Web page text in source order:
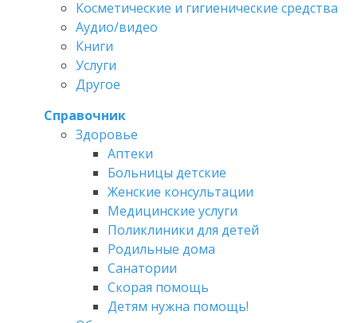
Косметические и гигиенические средства
Аудио/видео
Книги
Услуги
Другое
Справочник
Здоровье
Аптеки
Больницы детские
Женские консультации
Медицинские услуги
Поликлиники для детей
Родильные дома
Санатории
Скорая помощь
Детям нужна помощь!